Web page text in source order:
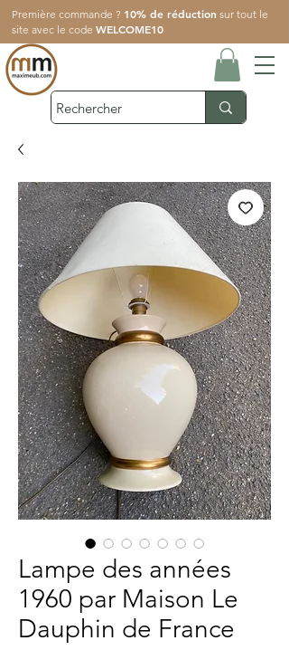
Première commande ? 10% de réduction sur tout le
site avec le code WELCOME10
Lampe des années
1960 par Maison Le
Dauphin de France